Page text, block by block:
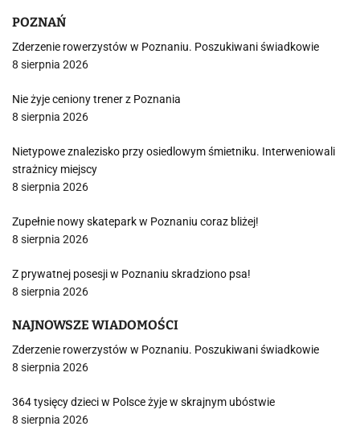
POZNAŃ
Zderzenie rowerzystów w Poznaniu. Poszukiwani świadkowie
8 sierpnia 2026
Nie żyje ceniony trener z Poznania
8 sierpnia 2026
Nietypowe znalezisko przy osiedlowym śmietniku. Interweniowali
strażnicy miejscy
8 sierpnia 2026
Zupełnie nowy skatepark w Poznaniu coraz bliżej!
8 sierpnia 2026
Z prywatnej posesji w Poznaniu skradziono psa!
8 sierpnia 2026
NAJNOWSZE WIADOMOŚCI
Zderzenie rowerzystów w Poznaniu. Poszukiwani świadkowie
8 sierpnia 2026
364 tysięcy dzieci w Polsce żyje w skrajnym ubóstwie
8 sierpnia 2026